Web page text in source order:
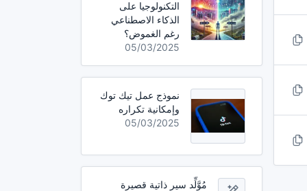
التكنولوجيا على
الذكاء الاصطناعي
رغم الغموض؟
05/03/2025
نموذج عمل تيك توك
وإمكانية تكراره
05/03/2025
مُوَّلِّد سير ذاتية قصيرة